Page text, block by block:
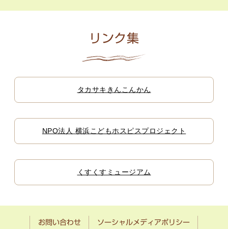
リンク集
タカサキきんこんかん
NPO法人 横浜こどもホスピスプロジェクト
くすくすミュージアム
お問い合わせ ソーシャルメディアポリシー